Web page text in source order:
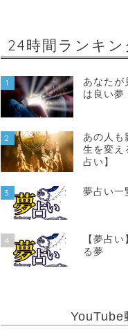
24時間ランキン
1
あなたが
は良い夢
2
あの人も
生を変え
占い】
3 夢占い一
4
【夢占
る夢
YouTube